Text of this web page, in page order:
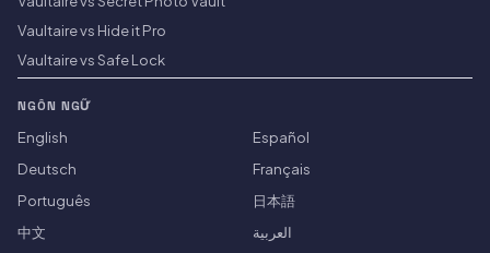
Vaultaire vs Hide it Pro
Vaultaire vs Safe Lock
NGÔN NGỮ
English
Español
Deutsch
Français
Português
日本語
中文
العربية